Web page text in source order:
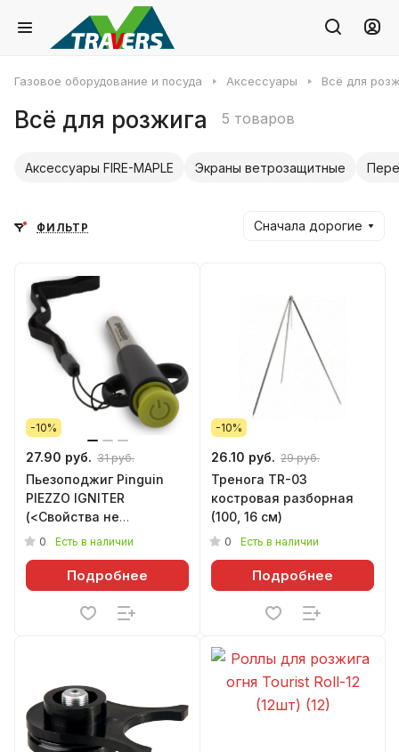
Газовое оборудование и посуда Аксессуары Всё для
Всё для розжига 5 товаров
Аксессуары FIRE-MAPLE Экраны ветрозащитные
ФИЛЬТР Сначала дорогие
-10%
27.90 руб. 31 руб.
Пьезоподжиг Pinguin
PIEZZO IGNITER
(<Свойства не
назначены>)
0 Есть в наличии
Подробнее
-10%
26.10 руб. 29 руб.
Тренога TR-03
костровая разборная
(100, 16 см)
0 Есть в наличии
Подробнее